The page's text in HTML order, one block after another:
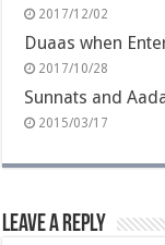
2017/12/02
Duaas when
2017/10/28
Sunnats and
2015/03/17
Leave a Reply